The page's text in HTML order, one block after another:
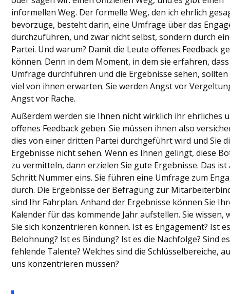
informellen Weg. Der formelle Weg, den ich ehrlich
bevorzuge, besteht darin, eine Umfrage über das
durchzuführen, und zwar nicht selbst, sondern durch
Partei. Und warum? Damit die Leute offenes Feedback
können. Denn in dem Moment, in dem sie erfahren, dass
Umfrage durchführen und die Ergebnisse sehen, sollten
viel von ihnen erwarten. Sie werden Angst vor
Angst vor Rache.
Außerdem werden sie Ihnen nicht wirklich ihr ehrliches
offenes Feedback geben. Sie müssen ihnen also
dies von einer dritten Partei durchgeführt wird und Sie
Ergebnisse nicht sehen. Wenn es Ihnen gelingt, diese
zu vermitteln, dann erzielen Sie gute Ergebnisse. Das ist
Schritt Nummer eins. Sie führen eine Umfrage zum
durch. Die Ergebnisse der Befragung zur
sind Ihr Fahrplan. Anhand der Ergebnisse können Sie
Kalender für das kommende Jahr aufstellen. Sie wissen,
Sie sich konzentrieren können. Ist es Engagement? Ist
Belohnung? Ist es Bindung? Ist es die Nachfolge? Sind es
fehlende Talente? Welches sind die Schlüsselbereiche,
uns konzentrieren müssen?